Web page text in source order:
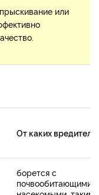
или
От каких
борется с
почвообитающими